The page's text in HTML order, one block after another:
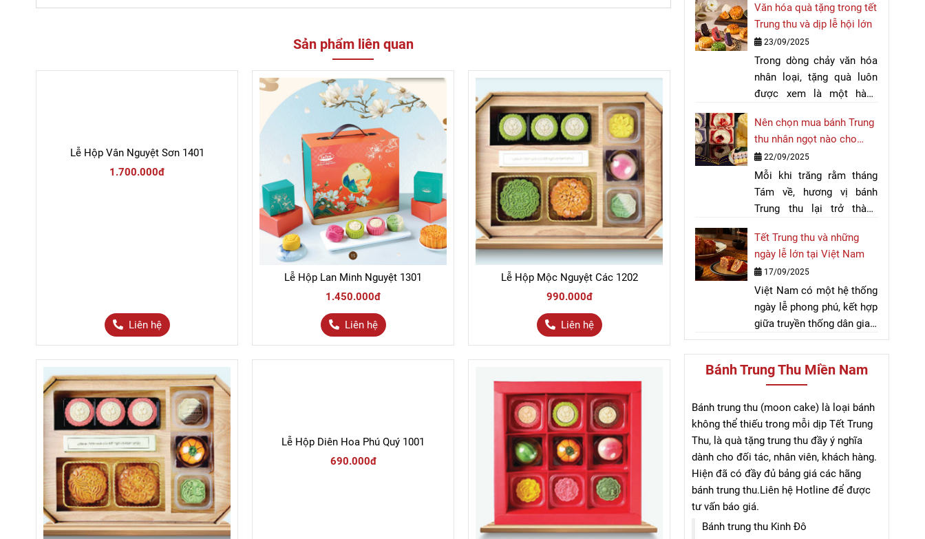
Sản phẩm liên quan
Lễ Hộp Vân Nguyệt Sơn 1401
1.700.000đ
Liên hệ
Lễ Hộp Lan Minh Nguyệt 1301
1.450.000đ
Liên hệ
Lễ Hộp Mộc Nguyệt Các 1202
990.000đ
Liên hệ
Lễ Hộp Diên Hoa Phú Quý 1001
690.000đ
lung linh, bánh Trung thu
vẫn luôn là hương vị trung
tâm của lễ hội. Giữa muôn
vàn loại nhân bánh đa
dạng, bánh Trung thu nhân
đậu xanh từ lâu đã trở
và gần gũi nhất. Từ những
hạt đậu nhỏ bé ngoài đồng
ruộng, qua bàn tay khéo
léo của người thợ, đậu
xanh đã đi vào từng chiếc
bánh, trở thành hương vị
nhiều thế hệ người Việt.
Văn hóa quà tặng trong tết
Trung thu và dịp lễ hội lớn
23/09/2025
Trong dòng chảy văn hóa
nhân loại, tặng quà luôn
được xem là một hành
kết nối, lòng tri ân và tình
cảm chân thành. Mỗi quốc
gia, mỗi nền văn minh đều
có những dịp lễ hội quan
trọng, nơi việc trao tặng
món quà trở thành nghi
viết sau sẽ giúp bạn tìm
hiểu rõ về văn hóa quà
tặng trong những ngày lễ
đặc biệt.
Nên chọn mua bánh Trung
thu nhân ngọt nào cho
mùa trăng rằm 2025?
22/09/2025
Mỗi khi trăng rằm tháng
Tám về, hương vị bánh
Trung thu lại trở thành
trong mâm cỗ đoàn viên.
Bên cạnh bánh nhân mặn,
bánh dẻo hay các phiên
bản hiện đại, dòng bánh
Trung thu nhân ngọt luôn
giữ vị trí đặc biệt trong
lòng người thưởng
thức. Vậy đâu là loại bánh
nhân ngọt phù hợp nhất để
này? Cùng tìm hiểu thông
qua bài viết sau.
Tết Trung thu và những
ngày lễ lớn tại Việt Nam
17/09/2025
Việt Nam có một hệ thống
ngày lễ phong phú, kết hợp
giữa truyền thống dân gian,
kỷ niệm lịch sử và các
ngày quốc tế. Bài viết này
điểm qua những ngày lễ
lớn mang tính biểu tượng
trong đời sống văn hóa —
từ Tết truyền thống đến
các dịp kỷ niệm quốc gia
— nhằm cung cấp tư liệu
chi tiết, chính xác và dễ sử
dụng cho mục đích SEO và
truyền thông. Từ khóa
"ngày lễ lớn" sẽ xuất hiện
Bánh Trung Thu Miền Nam
Bánh trung thu (moon cake) là loại bánh
không thể thiếu trong mỗi dịp Tết Trung
Thu, là quà tặng trung thu đầy ý nghĩa
dành cho đối tác, nhân viên, khách hàng.
Hiện đã có đầy đủ bảng giá các hãng
bánh trung thu.Liên hệ Hotline để được
tư vấn báo giá.
Bánh trung thu Kinh Đô